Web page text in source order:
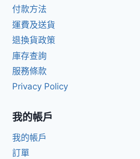
付款方法
運費及送貨
退換貨政策
庫存查詢
服務條款
Privacy Policy
我的帳戶
我的帳戶
訂單